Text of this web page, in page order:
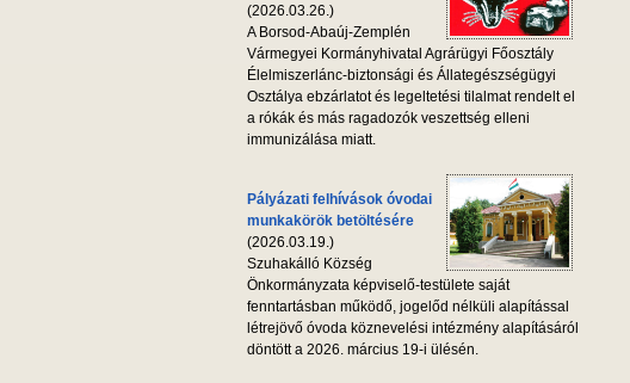
(2026.03.26.)
A Borsod-Abaúj-Zemplén
Vármegyei Kormányhivatal Agrárügyi Főosztály
Élelmiszerlánc-biztonsági és Állategészségügyi
Osztálya ebzárlatot és legeltetési tilalmat rendelt el
a rókák és más ragadozók veszettség elleni
immunizálása miatt.
Pályázati felhívások óvodai
munkakörök betöltésére
(2026.03.19.)
Szuhakálló Község
Önkormányzata képviselő-testülete saját
fenntartásban működő, jogelőd nélküli alapítással
létrejövő óvoda köznevelési intézmény alapításáról
döntött a 2026. március 19-i ülésén.